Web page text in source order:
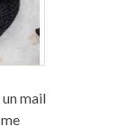
un mail